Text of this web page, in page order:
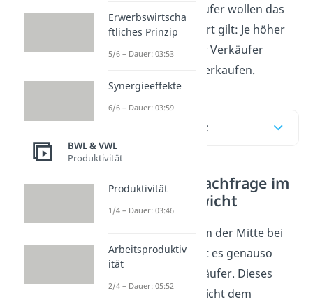
Preis, desto mehr Käufer wollen das
Gut haben. Umgekehrt gilt: Je höher
der Preis, desto mehr Verkäufer
wollen das Produkt verkaufen.
Inhaltsübersicht
Angebot und Nachfrage im
Marktgleichgewicht
Wenn man sich jetzt in der Mitte bei
einem Preis trifft, gibt es genauso
viele Käufer wie Verkäufer. Dieses
Gleichgewicht entspricht dem
Erwerbswirtscha
ftliches Prinzip
5/6 – Dauer: 03:53
Synergieeffekte
6/6 – Dauer: 03:59
BWL & VWL
Produktivität
Produktivität
1/4 – Dauer: 03:46
Arbeitsproduktiv
ität
2/4 – Dauer: 05:52